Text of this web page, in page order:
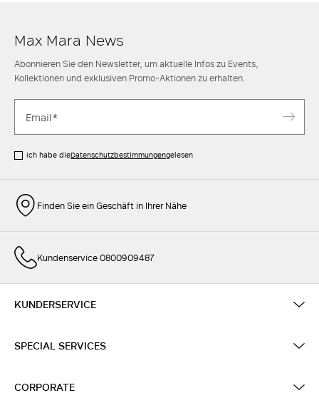
Max Mara News
Abonnieren Sie den Newsletter, um aktuelle Infos zu Events,
Kollektionen und exklusiven Promo-Aktionen zu erhalten.
Ich habe dieDatenschutzbestimmungengelesen
Finden Sie ein Geschäft in Ihrer Nähe
Kundenservice 0800909487
KUNDERSERVICE
SPECIAL SERVICES
CORPORATE